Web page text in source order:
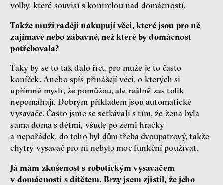
volby, které souvisí s kontrolou nad domácností.
Takže muži raději nakupují věci, které jsou pro ně
zajímavé nebo zábavné, než které by domácnost
potřebovala?
Taky by se to tak dalo říct, pro muže je to často
koníček. Anebo spíš přinášejí věci, o kterých si
upřímně myslí, že pomůžou, ale reálně zas tolik
nepomáhají. Dobrým příkladem jsou automatické
vysavače. Často jsme se setkávali s tím, že žena byla
sama doma s dětmi, všude po zemi hračky
a nepořádek, do toho byl dům třeba dvoupatrový, takže
chytrý vysavač pro ni nebylo moc funkční používat.
Já mám zkušenost s robotickým vysavačem
v domácnosti s dítětem. Brzy jsem zjistil, že jeho